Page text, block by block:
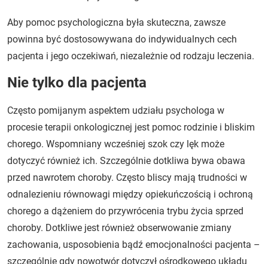
Aby pomoc psychologiczna była skuteczna, zawsze
powinna być dostosowywana do indywidualnych cech
pacjenta i jego oczekiwań, niezależnie od rodzaju leczenia.
Nie tylko dla pacjenta
Często pomijanym aspektem udziału psychologa w
procesie terapii onkologicznej jest pomoc rodzinie i bliskim
chorego. Wspomniany wcześniej szok czy lęk może
dotyczyć również ich. Szczególnie dotkliwa bywa obawa
przed nawrotem choroby. Często bliscy mają trudności w
odnalezieniu równowagi między opiekuńczością i ochroną
chorego a dążeniem do przywrócenia trybu życia sprzed
choroby. Dotkliwe jest również obserwowanie zmiany
zachowania, usposobienia bądź emocjonalności pacjenta –
szczególnie gdy nowotwór dotyczył ośrodkowego układu